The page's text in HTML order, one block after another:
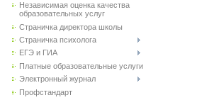
Независимая оценка качества
образовательных услуг
Страничка директора школы
Страничка психолога
ЕГЭ и ГИА
Платные образовательные услуги
Электронный журнал
Профстандарт